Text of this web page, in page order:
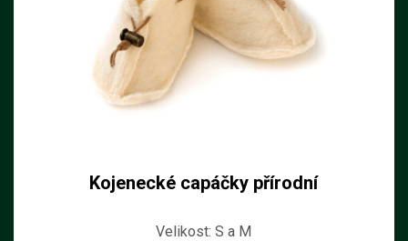
Kojenecké capáčky přírodní
Velikost: S a M